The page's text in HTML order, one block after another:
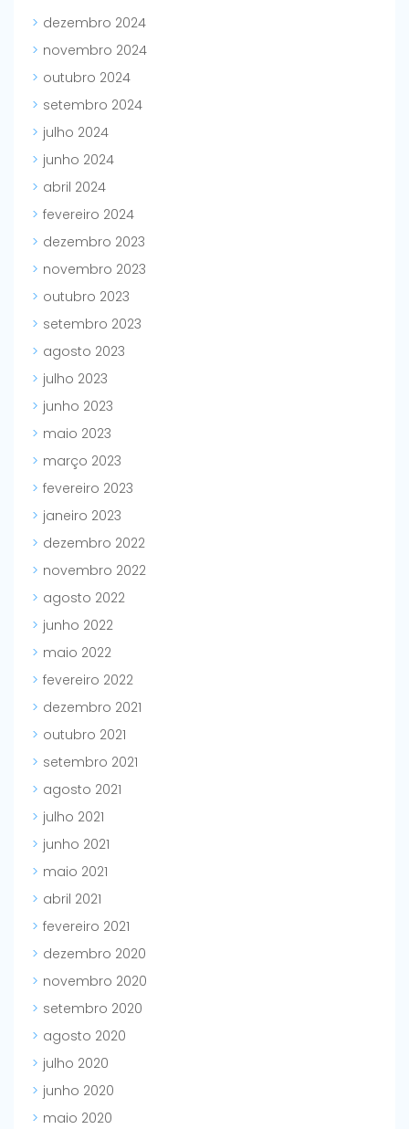
dezembro 2024
novembro 2024
outubro 2024
setembro 2024
julho 2024
junho 2024
abril 2024
fevereiro 2024
dezembro 2023
novembro 2023
outubro 2023
setembro 2023
agosto 2023
julho 2023
junho 2023
maio 2023
março 2023
fevereiro 2023
janeiro 2023
dezembro 2022
novembro 2022
agosto 2022
junho 2022
maio 2022
fevereiro 2022
dezembro 2021
outubro 2021
setembro 2021
agosto 2021
julho 2021
junho 2021
maio 2021
abril 2021
fevereiro 2021
dezembro 2020
novembro 2020
setembro 2020
agosto 2020
julho 2020
junho 2020
maio 2020